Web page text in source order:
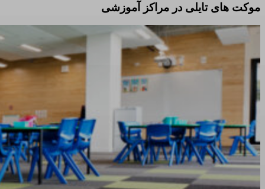
موکت های تایلی در مراکز آموزشی